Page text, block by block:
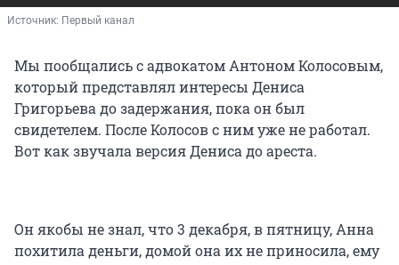
Источник: Первый канал
Мы пообщались с адвокатом Антоном Колосовым,
который представлял интересы Дениса
Григорьева до задержания, пока он был
свидетелем. После Колосов с ним уже не работал.
Вот как звучала версия Дениса до ареста.
Он якобы не знал, что 3 декабря, в пятницу, Анна
похитила деньги, домой она их не приносила, ему